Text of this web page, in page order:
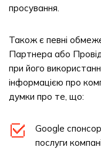
просування.
Також є певні
Партнера або
при його
інформацією про
думки про те, що:
Google
послуги